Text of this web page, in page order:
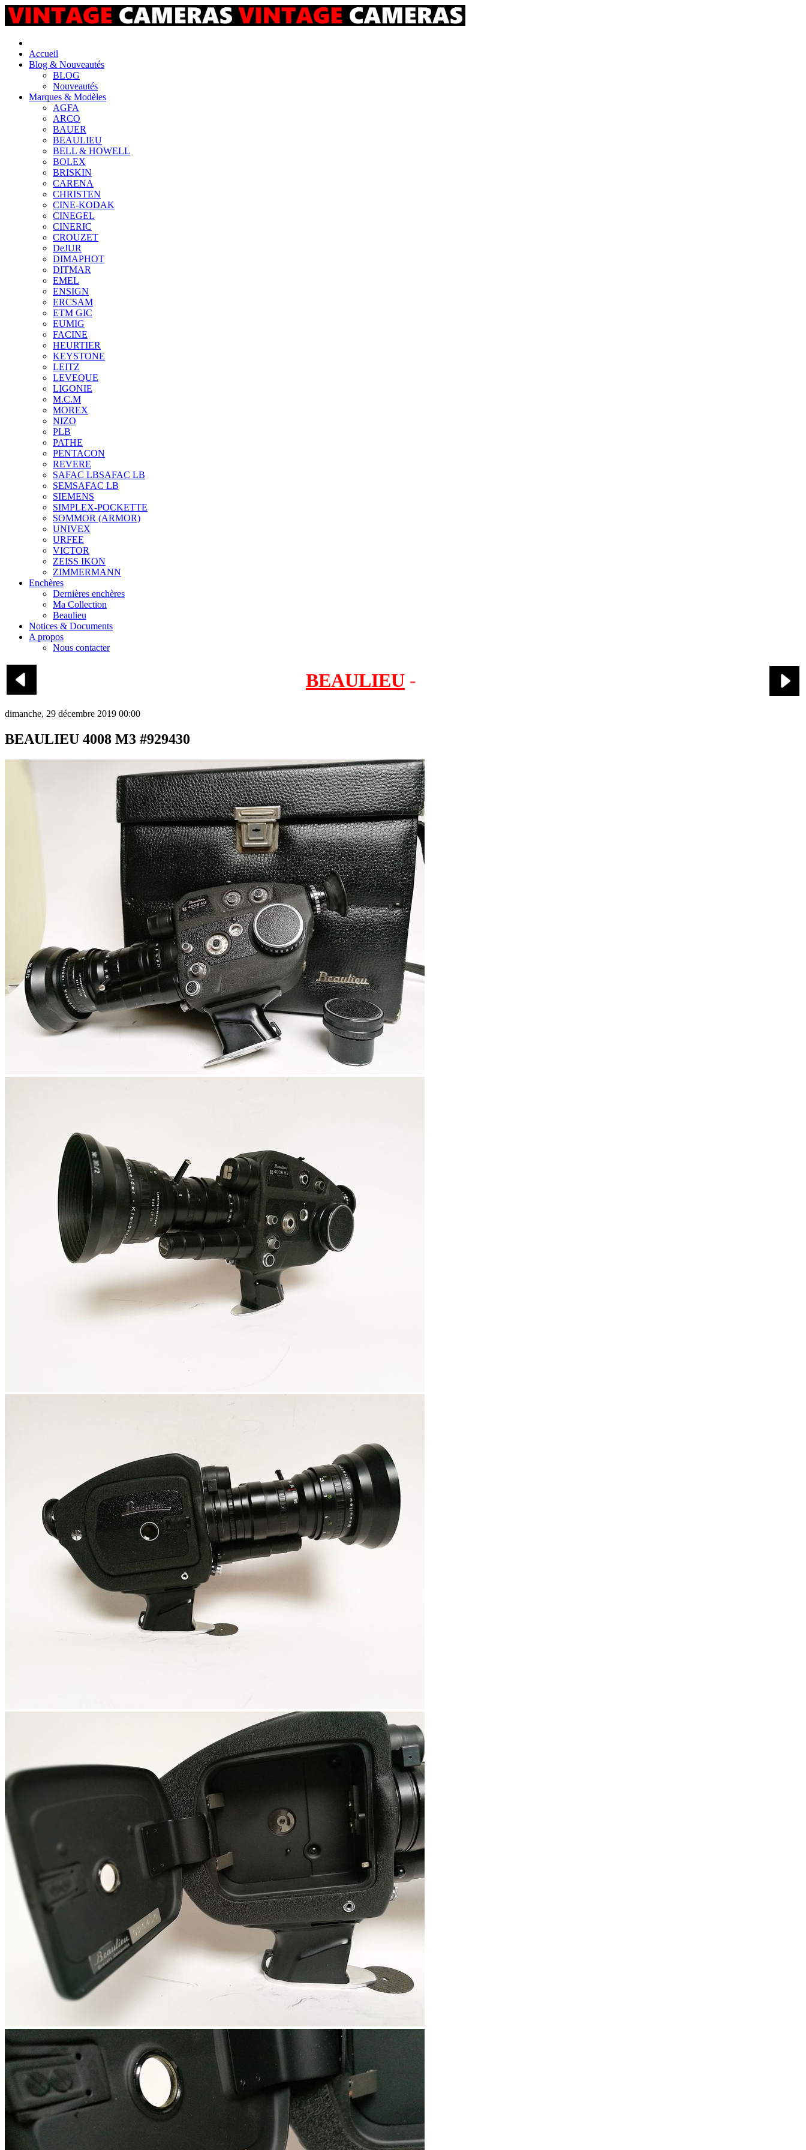
Accueil
Blog & Nouveautés
BLOG
Nouveautés
Marques & Modèles
AGFA
ARCO
BAUER
BEAULIEU
BELL & HOWELL
BOLEX
BRISKIN
CARENA
CHRISTEN
CINE-KODAK
CINEGEL
CINERIC
CROUZET
DeJUR
DIMAPHOT
DITMAR
EMEL
ENSIGN
ERCSAM
ETM GIC
EUMIG
FACINE
HEURTIER
KEYSTONE
LEITZ
LEVEQUE
LIGONIE
M.C.M
MOREX
NIZO
PLB
PATHE
PENTACON
REVERE
SAFAC LBSAFAC LB
SEMSAFAC LB
SIEMENS
SIMPLEX-POCKETTE
SOMMOR (ARMOR)
UNIVEX
URFEE
VICTOR
ZEISS IKON
ZIMMERMANN
Enchères
Dernières enchères
Ma Collection
Beaulieu
Notices & Documents
A propos
Nous contacter
BEAULIEU -
dimanche, 29 décembre 2019 00:00
BEAULIEU 4008 M3 #929430